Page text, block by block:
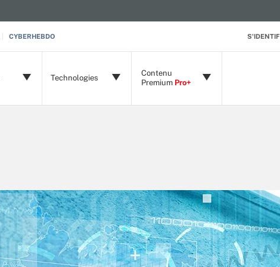
CYBERHEBDO
Technologies
Contenu
Premium Pro+